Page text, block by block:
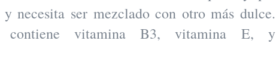
y necesita ser mezclado con otro más dulce.
contiene vitamina B3, vitamina E, y